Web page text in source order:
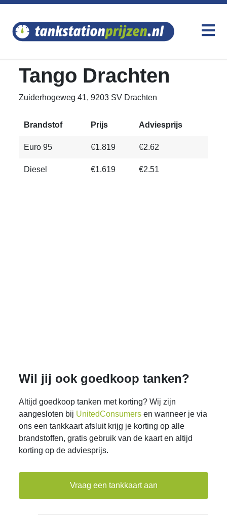
Tango Drachten
Zuiderhogeweg 41, 9203 SV Drachten
Brandstof Prijs Adviesprijs
Euro 95 €1.819 €2.62
Diesel €1.619 €2.51
Wil jij ook goedkoop tanken?
Altijd goedkoop tanken met korting? Wij zijn
aangesloten bij UnitedConsumers en wanneer je via
ons een tankkaart afsluit krijg je korting op alle
brandstoffen, gratis gebruik van de kaart en altijd
korting op de adviesprijs.
Vraag een tankkaart aan